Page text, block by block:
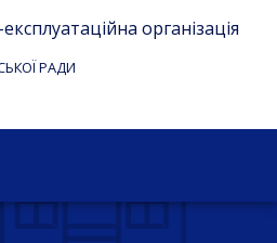
організація
РАДИ